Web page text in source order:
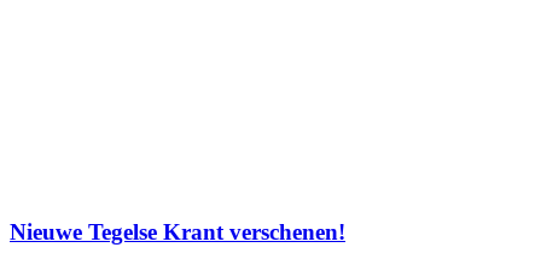
Nieuwe Tegelse Krant verschenen!